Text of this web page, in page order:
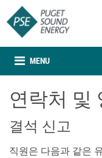
MENU
연락처 및
결석 신고
직원은 다음과 같은